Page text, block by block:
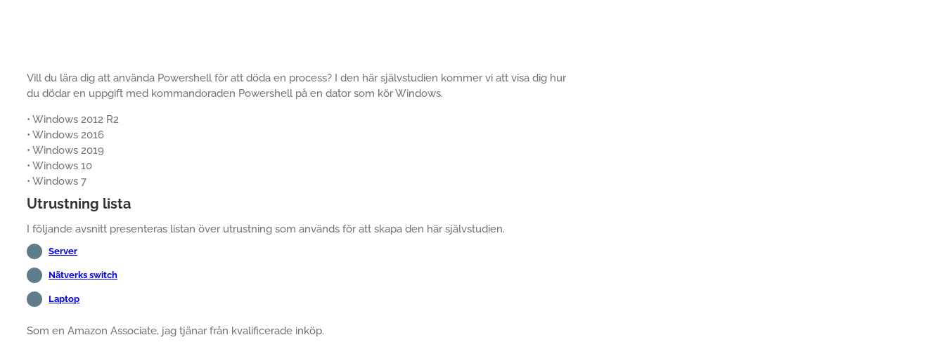
Vill du lära dig att använda Powershell för att döda en process? I den här självstudien kommer vi att visa dig hur
du dödar en uppgift med kommandoraden Powershell på en dator som kör Windows.
• Windows 2012 R2
• Windows 2016
• Windows 2019
• Windows 10
• Windows 7
Utrustning lista
I följande avsnitt presenteras listan över utrustning som används för att skapa den här självstudien.
Server
Nätverks switch
Laptop
Som en Amazon Associate, jag tjänar från kvalificerade inköp.